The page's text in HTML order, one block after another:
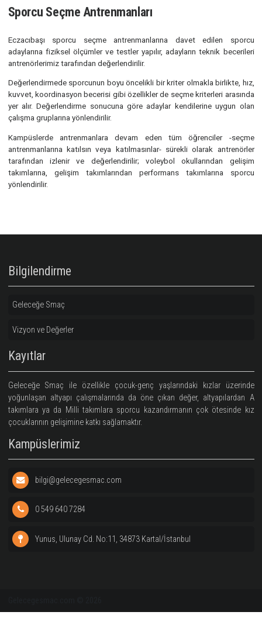
sporcular, meslek olarak voleybolu seçmiş, voleybolcu
Performans takımlarına seçilen sporcular ücret ödemezler.
Sporcu Seçme Antrenmanları
Eczacıbaşı sporcu seçme antrenmanlarına davet edilen
adaylarına fiziksel ölçümler ve testler yapılır, adayların teknik
antrenörlerimiz tarafından değerlendirilir.
Değerlendirmede sporcunun boyu öncelikli bir kriter olmakla
kuvvet, koordinasyon becerisi gibi özellikler de seçme kriterleri
takımlarına, gelişim takımlarından performans takımlarına
yönlendirilir.
Bilgilendirme
Geleceğe Smaç
Vizyon ve Değerler
Kayıtlar
Geleceğe Smaç ile özellikle çocuk-genç yaşlarındaki kızlar
yoğunlaşan altyapı çalışmalarında da öne çıkan değer,
takımlara ya da Milli takımlara sporcu kazandırmanın çok
çocuklarının gelişimine katkı sağlamaktır.